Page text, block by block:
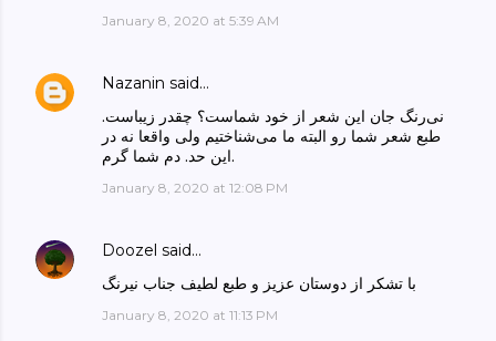
January 8, 2020 at 5:39 AM
Nazanin said…
نی‌رنگ جان این شعر از خود شماست؟ چقدر زیباست.
طبع شعر شما رو البته ما می‌شناختیم ولی واقعا نه در
این حد. دم شما گرم.
January 8, 2020 at 12:08 PM
Doozel said…
با تشکر از دوستان عزیز و طبع لطیف جناب نیرنگ
January 8, 2020 at 11:13 PM